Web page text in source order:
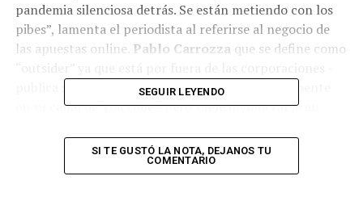
pandemia silenciosa detrás. Se están metiendo con los
pibes”, lamenta el periodista al referirse al negocio de
las apuestas online. Pablo Carrozza que se define como
publica su contenido en redes sociales, especialmente
canal de YouTube– pero suele involucrarse en
se caracteriza por realizar trabajos de investigación
sobre violencia en el fútbol. Desde su lugar como
SEGUIR LEYENDO
SI TE GUSTÓ LA NOTA, DEJANOS TU
COMENTARIO